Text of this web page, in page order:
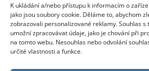
K ukládání a/nebo přístupu k informacím o
jako jsou soubory cookie. Děláme to, abychom
zobrazovali personalizované reklamy. Souhlas
umožní zpracovávat údaje, jako je chování při
na tomto webu. Nesouhlas nebo odvolání
určité vlastnosti a funkce.